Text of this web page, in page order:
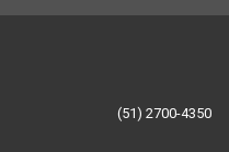
(51) 2700-4350